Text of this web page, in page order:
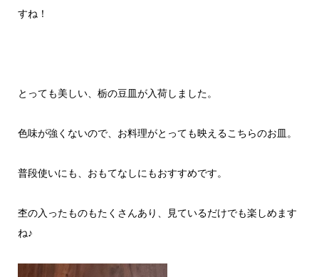
すね！
とっても美しい、栃の豆皿が入荷しました。
色味が強くないので、お料理がとっても映えるこちらのお皿。
普段使いにも、おもてなしにもおすすめです。
杢の入ったものもたくさんあり、見ているだけでも楽しめます
ね♪